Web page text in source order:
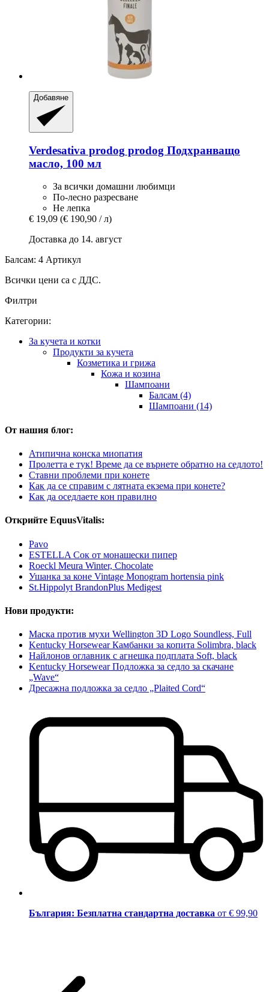
Добавяне
Verdesativa prodog prodog Подхранващо
масло, 100 мл
За всички домашни любимци
По-лесно разресване
Не лепка
€ 19,09 (€ 190,90 / л)
Доставка до 14. август
Балсам: 4 Артикул
Всички цени са с ДДС.
Филтри
Категории:
За кучета и котки
Продукти за кучета
Козметика и грижа
Кожа и козина
Шампоани
Балсам (4)
Шампоани (14)
От нашия блог:
Атипична конска миопатия
Пролетта е тук! Време да се върнете обратно на седлото!
Ставни проблеми при конете
Как да се справим с лятната екзема при конете?
Как да оседлаете кон правилно
Открийте EquusVitalis:
Pavo
ESTELLA Сок от монашески пипер
Roeckl Meura Winter, Chocolate
Ушанка за коне Vintage Monogram hortensia pink
St.Hippolyt BrandonPlus Medigest
Нови продукти:
Маска против мухи Wellington 3D Logo Soundless, Full
Kentucky Horsewear Камбанки за копита Solimbra, black
Найлонов оглавник с агнешка подплата Soft, black
Kentucky Horsewear Подложка за седло за скачане
„Wave“
Дресажна подложка за седло „Plaited Cord“
България: Безплатна стандартна доставка от € 99,90